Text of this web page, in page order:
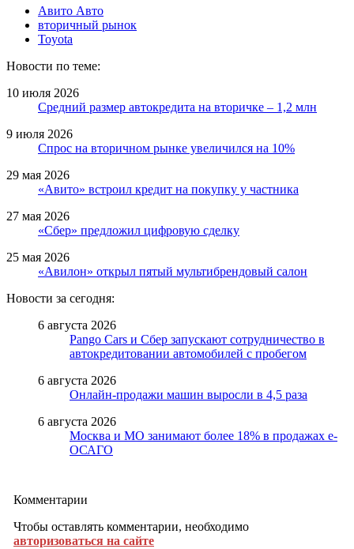
Авито Авто
вторичный рынок
Toyota
Новости по теме:
10 июля 2026
Средний размер автокредита на вторичке – 1,2 млн
9 июля 2026
Спрос на вторичном рынке увеличился на 10%
29 мая 2026
«Авито» встроил кредит на покупку у частника
27 мая 2026
«Сбер» предложил цифровую сделку
25 мая 2026
«Авилон» открыл пятый мультибрендовый салон
Новости за сегодня:
6 августа 2026
Pango Cars и Сбер запускают сотрудничество в
автокредитовании автомобилей с пробегом
6 августа 2026
Онлайн-продажи машин выросли в 4,5 раза
6 августа 2026
Москва и МО занимают более 18% в продажах е-
ОСАГО
Комментарии
Чтобы оставлять комментарии, необходимо
авторизоваться на сайте